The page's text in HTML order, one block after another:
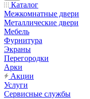
Каталог
Межкомнатные двери
Металлические двери
Мебель
Фурнитура
Экраны
Перегородки
Арки
Акции
Услуги
Сервисные службы